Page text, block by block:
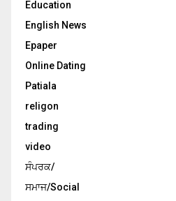
Education
English News
Epaper
Online Dating
Patiala
religon
trading
video
ਸੰਪਰਕ/
ਸਮਾਜ/Social